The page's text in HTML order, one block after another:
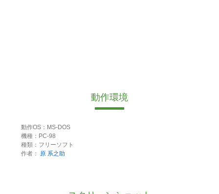
動作環境
動作OS：MS-DOS
機種：PC-98
種類：フリーソフト
作者：
原 系之助